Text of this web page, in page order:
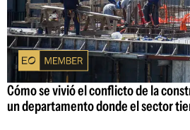
Cómo se vivió el conflicto de la
un departamento donde el sector